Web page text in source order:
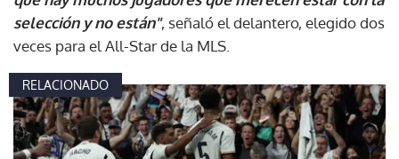
selección y no están", señaló el delantero, elegido dos
veces para el All-Star de la MLS.
RELACIONADO